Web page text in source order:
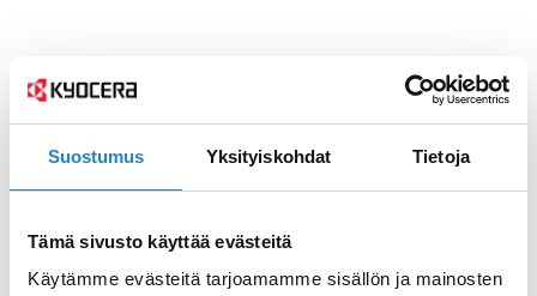
Suostumus Yksityiskohdat Tietoja
Tämä sivusto käyttää evästeitä
Käytämme evästeitä tarjoamamme sisällön ja mainosten